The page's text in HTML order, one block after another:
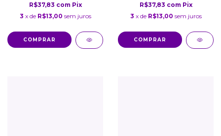
R$37,83 com Pix
3 x de R$13,00 sem juros
R$37,83 com Pix
3 x de R$13,00 sem juros